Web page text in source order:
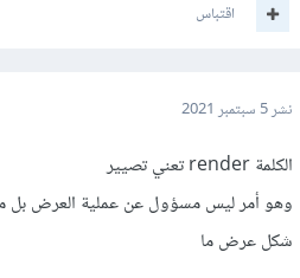
اقتباس
نشر5 سبتمبر 2021
الكلمة render تعني تصيير
وهو أمر ليس مسؤول عن عملية العرض بل
شكل عرض ما